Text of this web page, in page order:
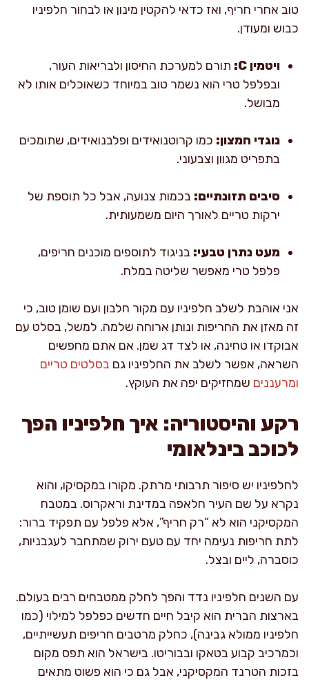
טוב אחרי חריף, ואז כדאי להקטין מינון או לבחור חלפיניו
כבוש ומעודן.
ויטמין C:
תורם למערכת החיסון ולבריאות העור,
ובפלפל טרי הוא נשמר טוב במיוחד כשאוכלים אותו לא
מבושל.
נוגדי חמצון: כמו קרוטנואידים ופלבנואידים, שתומכים
בתפריט מגוון וצבעוני.
סיבים תזונתיים: בכמות צנועה, אבל כל תוספת של
ירקות טריים לאורך היום משמעותית.
מעט נתרן טבעי: בניגוד לתוספים מוכנים חריפים,
פלפל טרי מאפשר שליטה במלח.
אני אוהבת לשלב חלפיניו עם מקור חלבון ועם שומן טוב, כי
זה מאזן את החריפות ונותן ארוחה שלמה. למשל, בסלט עם
אבוקדו או טחינה, או לצד דג שמן. אם אתם מחפשים
השראה, אפשר לשלב את החלפיניו גם בסלטים טריים
ומרעננים שמחזיקים יפה את העוקץ.
רקע והיסטוריה: איך חלפיניו הפך
לכוכב בינלאומי
לחלפיניו יש סיפור תרבותי מרתק. מקורו במקסיקו, והוא
נקרא על שם העיר חלאפה במדינת וראקרוס. במטבח
המקסיקני הוא לא “רק חריף”, אלא פלפל עם תפקיד ברור:
לתת חריפות נעימה יחד עם טעם ירוק שמתחבר לעגבניות,
כוסברה, ליים ובצל.
עם השנים חלפיניו נדד והפך לחלק ממטבחים רבים בעולם.
בארצות הברית הוא קיבל חיים חדשים כפלפל למילוי (כמו
חלפיניו ממולא גבינה), כחלק מרטבים חריפים תעשייתיים,
וכמרכיב קבוע בטאקו ובבוריטו. בישראל הוא תפס מקום
בזכות הטרנד המקסיקני, אבל גם כי הוא פשוט מתאים